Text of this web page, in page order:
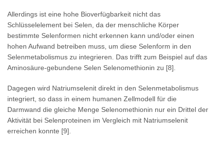
Allerdings ist eine hohe Bioverfügbarkeit nicht das
Schlüsselelement bei Selen, da der menschliche Körper
bestimmte Selenformen nicht erkennen kann und/oder einen
hohen Aufwand betreiben muss, um diese Selenform in den
Selenmetabolismus zu integrieren. Das trifft zum Beispiel auf das
Aminosäure-gebundene Selen Selenomethionin zu [8].
Dagegen wird Natriumselenit direkt in den Selenmetabolismus
integriert, so dass in einem humanen Zellmodell für die
Darmwand die gleiche Menge Selenomethionin nur ein Drittel der
Aktivität bei Selenproteinen im Vergleich mit Natriumselenit
erreichen konnte [9].